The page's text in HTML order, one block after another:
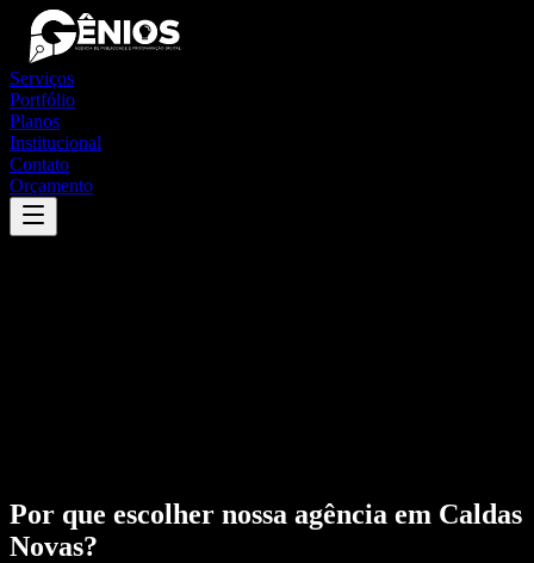
Serviços
Portfólio
Planos
Institucional
Contato
Orçamento
Por que escolher nossa agência em Caldas
Novas?